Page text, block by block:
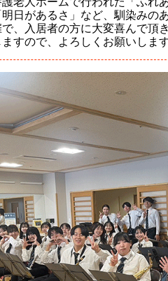
日があるさ」など、馴染みの
で、入居者の方に大変喜んで頂
すので、よろしくお願いします